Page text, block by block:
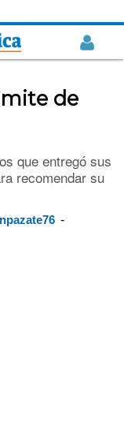
de
que entregó sus
recomendar su
-